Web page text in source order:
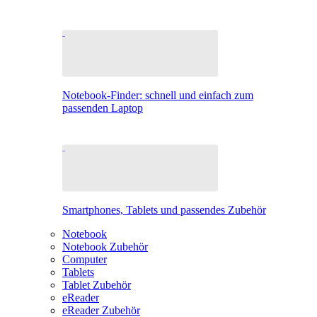
Notebook-Finder: schnell und einfach zum
passenden Laptop
Smartphones, Tablets und passendes Zubehör
Notebook
Notebook Zubehör
Computer
Tablets
Tablet Zubehör
eReader
eReader Zubehör